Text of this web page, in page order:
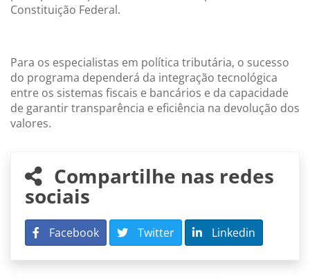
Constituição Federal.
Para os especialistas em política tributária, o sucesso
do programa dependerá da integração tecnológica
entre os sistemas fiscais e bancários e da capacidade
de garantir transparência e eficiência na devolução dos
valores.
Compartilhe nas redes
sociais
Facebook Twitter Linkedin